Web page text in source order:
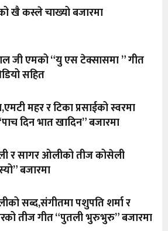
खै कस्ले चाख्यो बजारमा
जी एमको “यु एस टेक्सासमा ” गीत
सहित
महर र टिका प्रसाईको स्वरमा
दिन भात खादिन” बजारमा
र सागर ओलीको तीज कोसेली
बजारमा
सब्द,संगीतमा पशुपति शर्मा र
तीज गीत “पुतली भुरुभुरु” बजारमा